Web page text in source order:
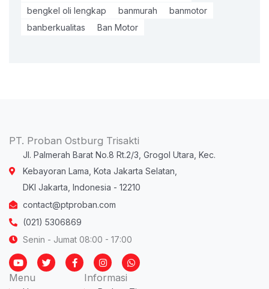
bengkel oli lengkap
banmurah
banmotor
banberkualitas
Ban Motor
PT. Proban Ostburg Trisakti
Jl. Palmerah Barat No.8 Rt.2/3, Grogol Utara, Kec.
Kebayoran Lama, Kota Jakarta Selatan,
DKI Jakarta, Indonesia - 12210
contact@ptproban.com
(021) 5306869
Senin - Jumat 08:00 - 17:00
Y
o
u
t
T
w
i
F
a
c
I
n
s
t
W
h
a
Menu Informasi